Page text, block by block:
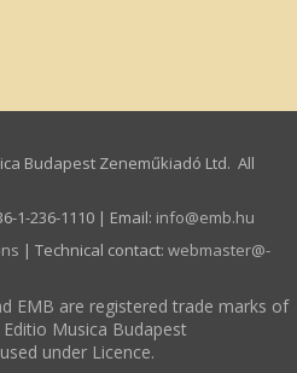
Budapest Zeneműkiadó Ltd. All
1-236-1110 | Email: info­@­emb.hu
| Technical contact: webmaster­@­
EMB are registered trade marks of
Musica Budapest
under Licence.